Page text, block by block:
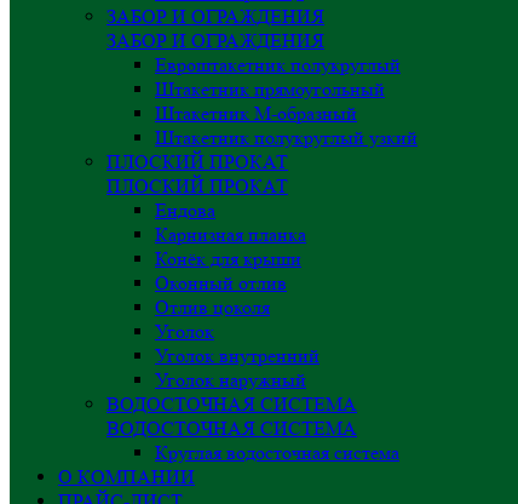
ЗАБОР И ОГРАЖДЕНИЯ
ЗАБОР И ОГРАЖДЕНИЯ
Евроштакетник полукруглый
Штакетник прямоугольный
Штакетник М-образный
Штакетник полукруглый узкий
ПЛОСКИЙ ПРОКАТ
ПЛОСКИЙ ПРОКАТ
Ендова
Карнизная планка
Конёк для крыши
Оконный отлив
Отлив цоколя
Уголок
Уголок внутренний
Уголок наружный
ВОДОСТОЧНАЯ СИСТЕМА
ВОДОСТОЧНАЯ СИСТЕМА
Круглая водосточная система
О КОМПАНИИ